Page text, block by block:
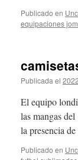
Publicado en
equipaciones
Publicada el
El equipo
las mangas
la presencia
Publicado en